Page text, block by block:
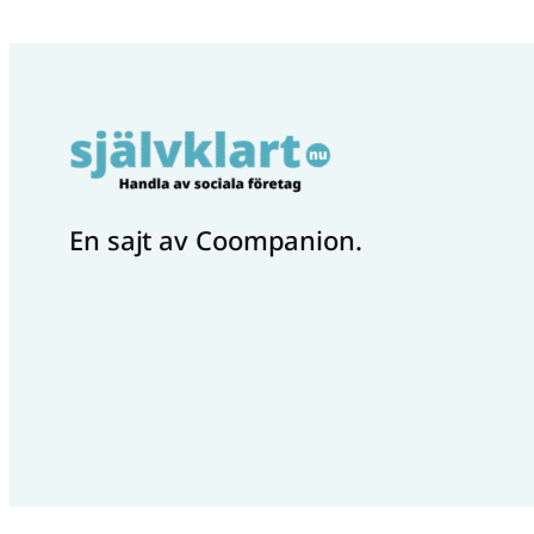
En sajt av Coompanion.